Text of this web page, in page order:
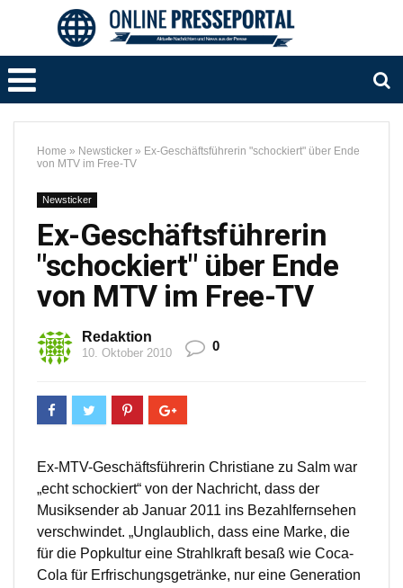
Home » Newsticker » Ex-Geschäftsführerin "schockiert" über Ende
von MTV im Free-TV
Newsticker
Ex-Geschäftsführerin
"schockiert" über Ende
von MTV im Free-TV
Redaktion
10. Oktober 2010 0
Ex-MTV-Geschäftsführerin Christiane zu Salm war
„echt schockiert“ von der Nachricht, dass der
Musiksender ab Januar 2011 ins Bezahlfernsehen
verschwindet. „Unglaublich, dass eine Marke, die
für die Popkultur eine Strahlkraft besaß wie Coca-
Cola für Erfrischungsgetränke, nur eine Generation